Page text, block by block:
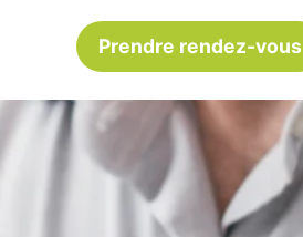
Prendre rendez-vous